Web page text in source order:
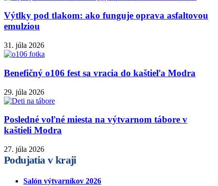
Výtlky pod tlakom: ako funguje oprava asfaltovou
emulziou
31. júla 2026
Benefičný o106 fest sa vracia do kaštieľa Modra
29. júla 2026
Posledné voľné miesta na výtvarnom tábore v
kaštieli Modra
27. júla 2026
Podujatia v kraji
Salón výtvarníkov 2026